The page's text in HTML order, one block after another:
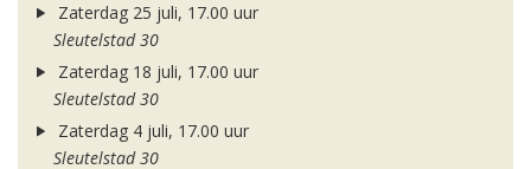
Zaterdag 25 juli, 17.00 uur
Sleutelstad 30
Zaterdag 18 juli, 17.00 uur
Sleutelstad 30
Zaterdag 4 juli, 17.00 uur
Sleutelstad 30